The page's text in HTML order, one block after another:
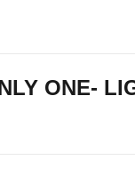
ONE-